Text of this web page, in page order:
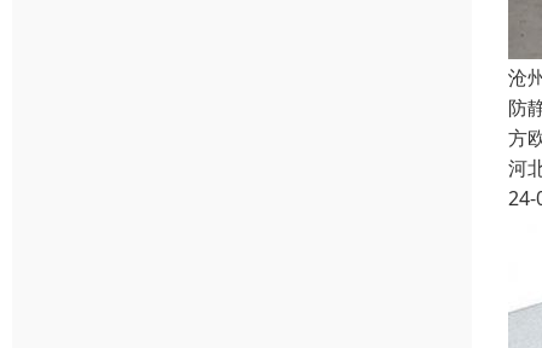
沧
防
方
河
24-